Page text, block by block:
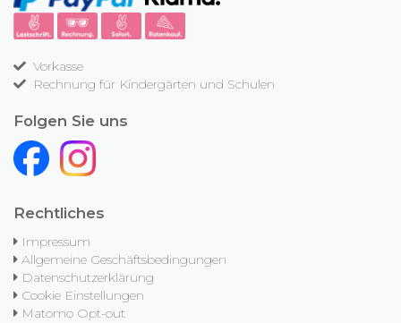
Vorkasse
Rechnung für Kindergärten und Schulen
Folgen Sie uns
Rechtliches
Impressum
Allgemeine Geschäftsbedingungen
Datenschutzerklärung
Cookie Einstellungen
Matomo Opt-out